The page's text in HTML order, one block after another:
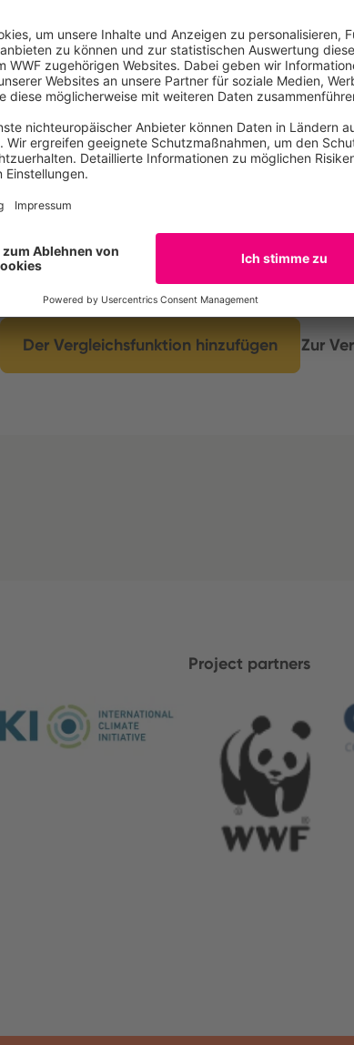
Vergleiche einzelne
Compare the environmental footprint of up
insights into similarities and differences,
Der Vergleichsfunktion hinzufügen Zur
Project partners